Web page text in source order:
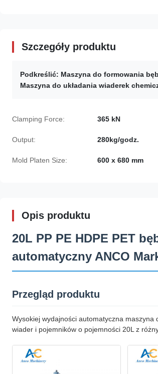
Szczegóły produktu
Podkreślić: Maszyna do formowania
Maszyna do układania wiaderek
Clamping Force: 365 kN
Output: 280kg/godz.
Mold Platen Size: 600 x 680 mm
Opis produktu
20L PP PE HDPE PET
automatyczny ANCO
Przegląd produktu
Wysokiej wydajności automatyczna
wiader i pojemników o pojemności 20L z